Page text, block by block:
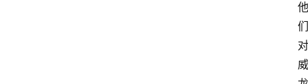
他
们
对
威